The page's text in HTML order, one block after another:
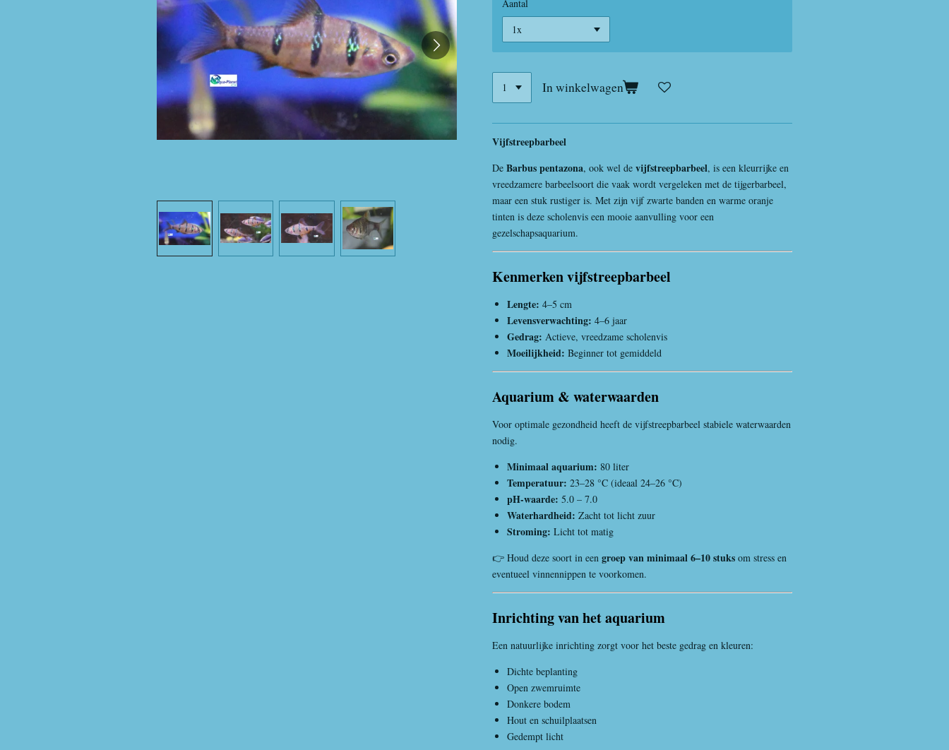
Aantal
In winkelwagen
Vijfstreepbarbeel
De Barbus pentazona, ook wel de vijfstreepbarbeel, is een kleurrijke en
vreedzamere barbeelsoort die vaak wordt vergeleken met de tijgerbarbeel,
maar een stuk rustiger is. Met zijn vijf zwarte banden en warme oranje
tinten is deze scholenvis een mooie aanvulling voor een
gezelschapsaquarium.
Kenmerken vijfstreepbarbeel
Lengte: 4–5 cm
Levensverwachting: 4–6 jaar
Gedrag: Actieve, vreedzame scholenvis
Moeilijkheid: Beginner tot gemiddeld
Aquarium & waterwaarden
Voor optimale gezondheid heeft de vijfstreepbarbeel stabiele waterwaarden
nodig.
Minimaal aquarium: 80 liter
Temperatuur: 23–28 °C (ideaal 24–26 °C)
pH-waarde: 5.0 – 7.0
Waterhardheid: Zacht tot licht zuur
Stroming: Licht tot matig
👉 Houd deze soort in een groep van minimaal 6–10 stuks om stress en
eventueel vinnennippen te voorkomen.
Inrichting van het aquarium
Een natuurlijke inrichting zorgt voor het beste gedrag en kleuren:
Dichte beplanting
Open zwemruimte
Donkere bodem
Hout en schuilplaatsen
Gedempt licht